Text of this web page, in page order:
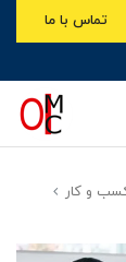
تماس با ما
و کار